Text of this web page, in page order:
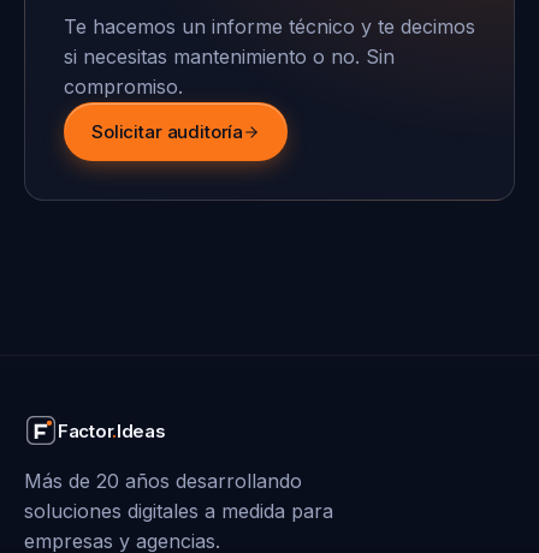
Te hacemos un informe técnico y te decimos
si necesitas mantenimiento o no. Sin
compromiso.
Solicitar auditoría
Factor.Ideas
Más de 20 años desarrollando
soluciones digitales a medida para
empresas y agencias.